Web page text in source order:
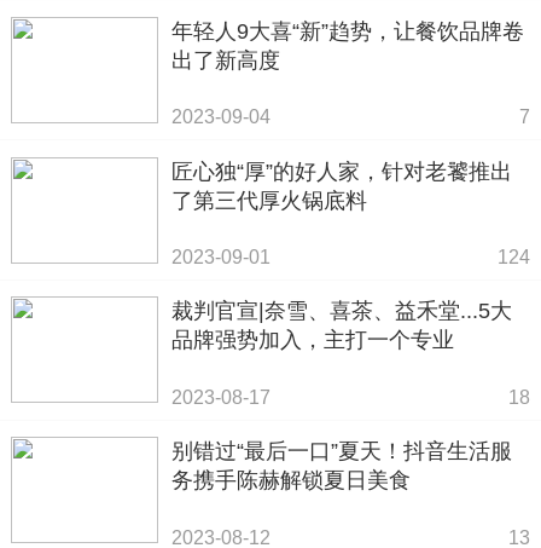
年轻人9大喜“新”趋势，让餐饮品牌卷
出了新高度
2023-09-04 7
匠心独“厚”的好人家，针对老饕推出
了第三代厚火锅底料
2023-09-01 124
裁判官宣|奈雪、喜茶、益禾堂...5大
品牌强势加入，主打一个专业
2023-08-17 18
别错过“最后一口”夏天！抖音生活服
务携手陈赫解锁夏日美食
2023-08-12 13